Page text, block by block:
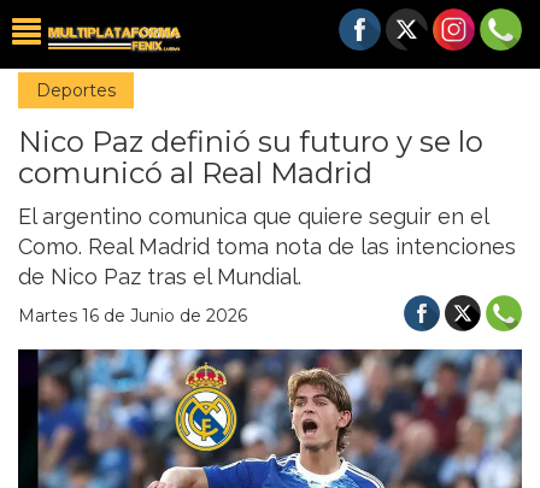
Deportes
Nico Paz definió su futuro y se lo
comunicó al Real Madrid
El argentino comunica que quiere seguir en el
Como. Real Madrid toma nota de las intenciones
de Nico Paz tras el Mundial.
Martes 16 de Junio de 2026